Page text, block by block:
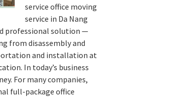
service office moving
service in Da Nang
professional solution —
from disassembly and
and installation at
In today’s business
For many companies,
full-package office